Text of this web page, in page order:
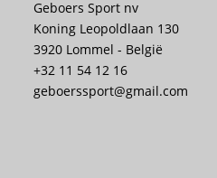
Geboers Sport nv
Koning Leopoldlaan 130
3920 Lommel - België
+32 11 54 12 16
geboerssport@gmail.com